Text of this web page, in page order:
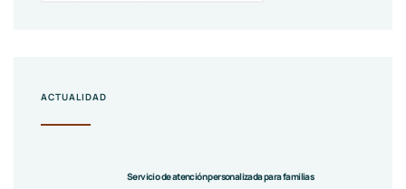
ACTUALIDAD
Servicio de atención personalizada para familias